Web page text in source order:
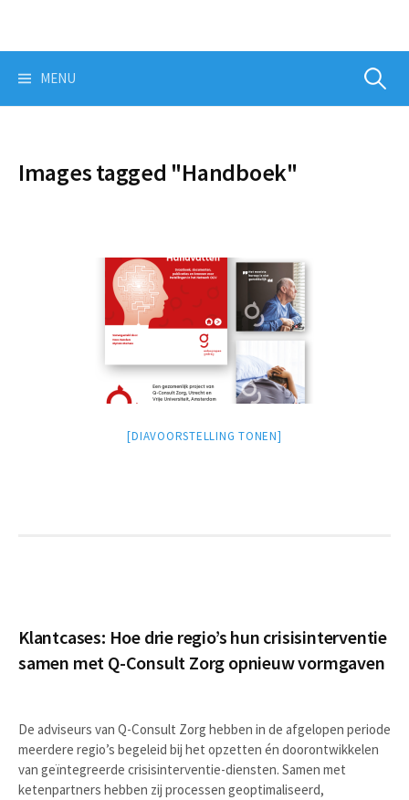
content
MENU Zoeken
Images tagged "Handboek"
[DIAVOORSTELLING TONEN]
Klantcases: Hoe drie regio’s hun crisisinterventie
samen met Q-Consult Zorg opnieuw vormgaven
De adviseurs van Q-Consult Zorg hebben in de afgelopen periode
meerdere regio’s begeleid bij het opzetten én doorontwikkelen
van geïntegreerde crisisinterventie-diensten. Samen met
ketenpartners hebben zij processen geoptimaliseerd,